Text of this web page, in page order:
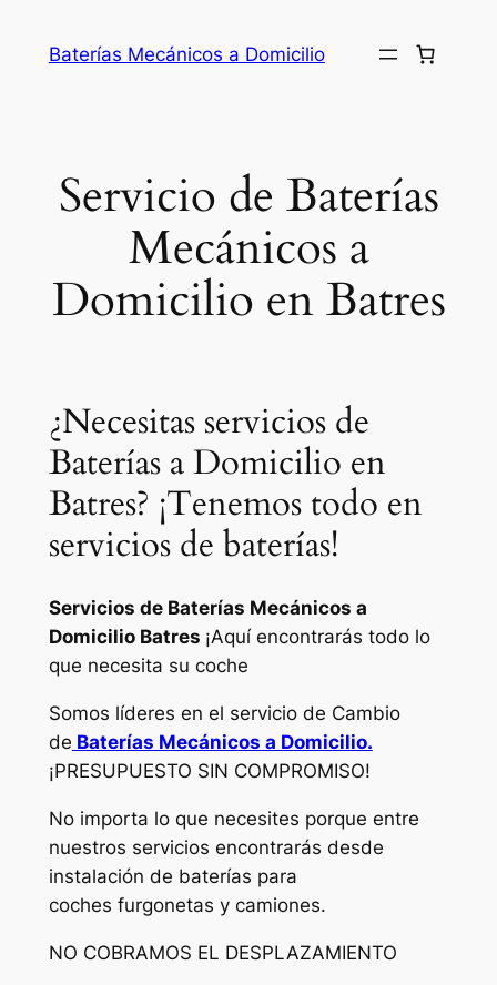
Baterías Mecánicos a Domicilio
Servicio de Baterías
Mecánicos a
Domicilio en Batres
¿Necesitas servicios de
Baterías a Domicilio en
Batres? ¡Tenemos todo en
servicios de baterías!
Servicios de Baterías Mecánicos a
Domicilio Batres ¡Aquí encontrarás todo lo
que necesita su coche
Somos líderes en el servicio de Cambio
de Baterías Mecánicos a Domicilio.
¡PRESUPUESTO SIN COMPROMISO!
No importa lo que necesites porque entre
nuestros servicios encontrarás desde
instalación de baterías para
coches furgonetas y camiones.
NO COBRAMOS EL DESPLAZAMIENTO